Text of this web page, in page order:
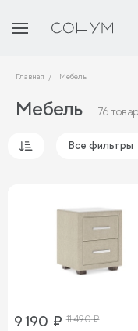
Главная Мебель
Мебель 76
Сначала дорогие
Все фильтры
9 190 ₽ 11 490₽